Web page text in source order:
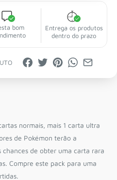
bom
Entrega os produtos
dentro do prazo
normais, mais 1 carta ultra
de Pokémon terão a
de obter uma carta rara
Compre este pack para uma